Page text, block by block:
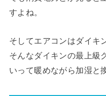
すよね。
そしてエアコンはダイキ
そんなダイキンの最上級
いって暖めながら加湿と